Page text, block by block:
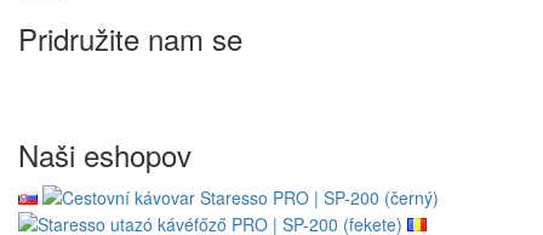
Pridružite nam se
Naši eshopov